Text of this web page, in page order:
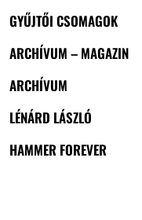
GYŰJTŐI CSOMAGOK
ARCHÍVUM – MAGAZIN
ARCHÍVUM
LÉNÁRD LÁSZLÓ
HAMMER FOREVER